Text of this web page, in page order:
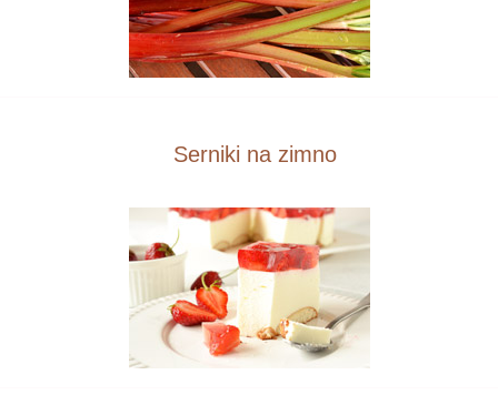
Serniki na zimno